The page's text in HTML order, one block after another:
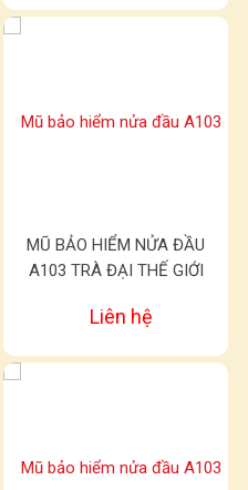
MŨ BẢO HIỂM NỬA ĐẦU
A103 TRÀ ĐẠI THẾ GIỚI
Liên hệ